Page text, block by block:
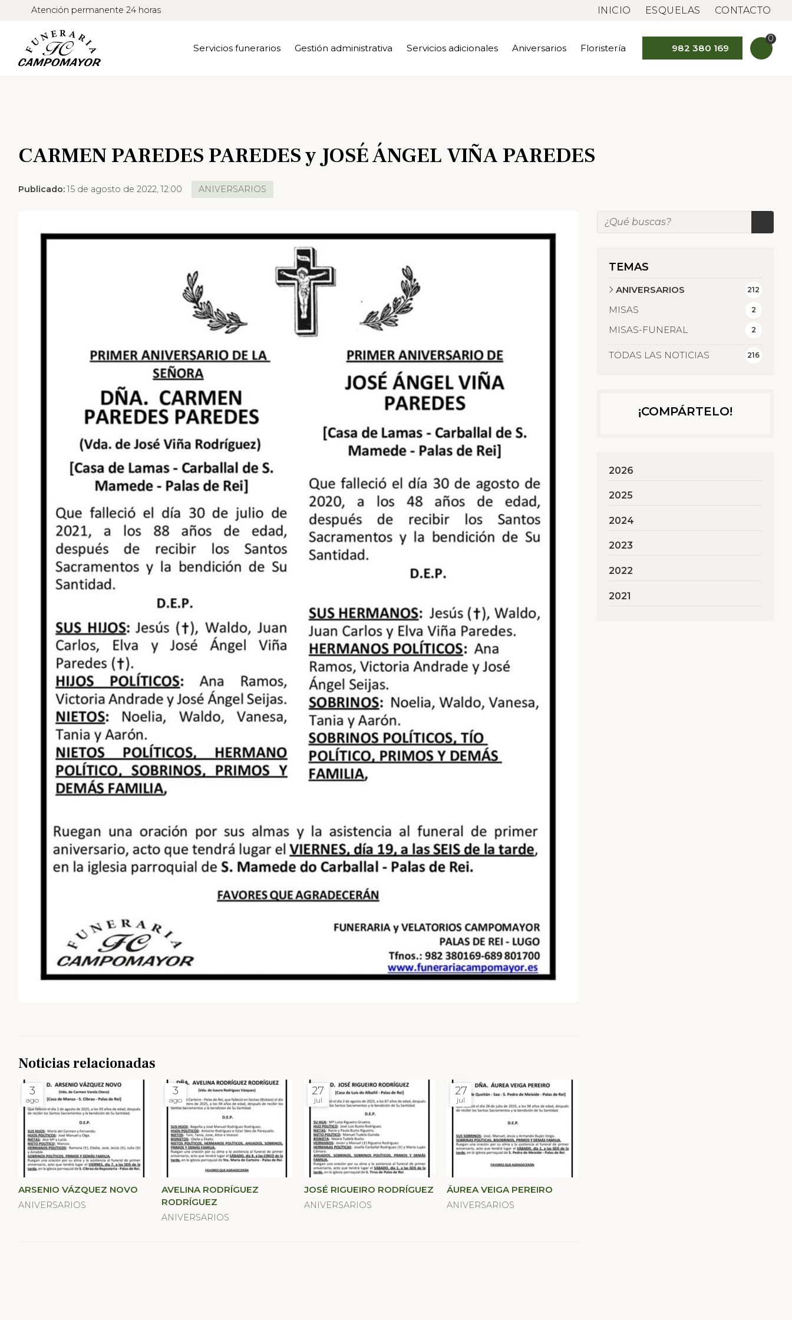
Atención permanente 24 horas INICIO ESQUELAS CONTACTO
Servicios funerarios Gestión administrativa Servicios adicionales Aniversarios Floristería 982 380 169
0
CARMEN PAREDES PAREDES y JOSÉ ÁNGEL VIÑA PAREDES
Publicado: 15 de agosto de 2022, 12:00 ANIVERSARIOS
TEMAS
TODAS LAS NOTICIAS 216
ANIVERSARIOS 212
MISAS 2
MISAS-FUNERAL 2
Noticias relacionadas
3
ago
ARSENIO VÁZQUEZ NOVO
ANIVERSARIOS
3
ago
AVELINA RODRÍGUEZ
RODRÍGUEZ
ANIVERSARIOS
27
jul
JOSÉ RIGUEIRO RODRÍGUEZ
ANIVERSARIOS
27
jul
ÁUREA VEIGA PEREIRO
ANIVERSARIOS
¡COMPÁRTELO!
2026
2025
2024
2023
2022
2021